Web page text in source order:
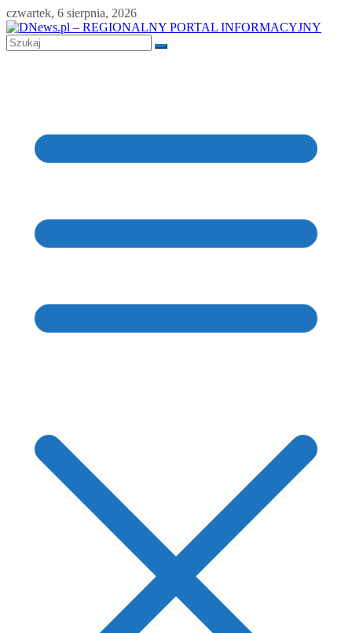
Skip
to
content
czwartek, 6 sierpnia, 2026